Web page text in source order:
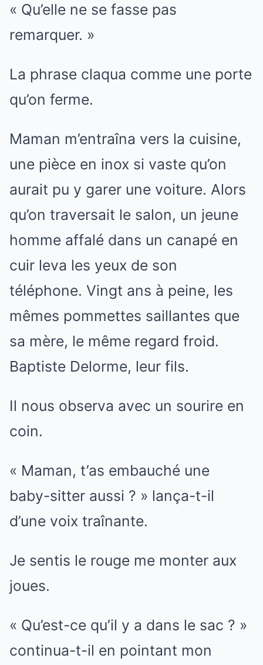
« Qu’elle ne se fasse pas
remarquer. »
La phrase claqua comme une porte
qu’on ferme.
Maman m’entraîna vers la cuisine,
une pièce en inox si vaste qu’on
aurait pu y garer une voiture. Alors
qu’on traversait le salon, un jeune
homme affalé dans un canapé en
cuir leva les yeux de son
téléphone. Vingt ans à peine, les
mêmes pommettes saillantes que
sa mère, le même regard froid.
Baptiste Delorme, leur fils.
Il nous observa avec un sourire en
coin.
« Maman, t’as embauché une
baby-sitter aussi ? » lança-t-il
d’une voix traînante.
Je sentis le rouge me monter aux
joues.
« Qu’est-ce qu’il y a dans le sac ? »
continua-t-il en pointant mon